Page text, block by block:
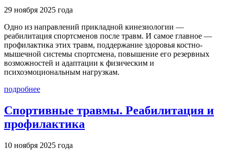
29 ноября 2025 года
Одно из направлений прикладной кинезиологии —
реабилитация спортсменов после травм. И самое главное —
профилактика этих травм, поддержание здоровья костно-
мышечной системы спортсмена, повышение его резервных
возможностей и адаптации к физическим и
психоэмоциональным нагрузкам.
подробнее
Спортивные травмы. Реабилитация и
профилактика
10 ноября 2025 года